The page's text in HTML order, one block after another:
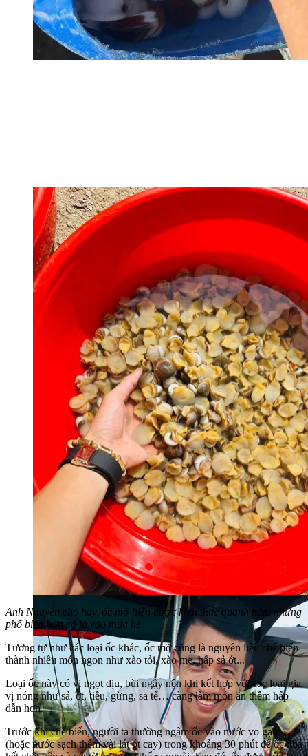
Anh Nguyên cho hay, ốc mỡ hiện được khai thác quanh năm nhưng
phổ biến hơn cả là vào mùa hè
Tương tự như các loại ốc khác, ốc mỡ cũng là nguyên liệu chế biến
thành nhiều món ngon như xào tỏi, xào me, hấp sả ớt...
Loại ốc này có vị ngọt dịu, bùi ngậy nên khi kết hợp với các loại gia
vị nóng như sả, ớt, tiêu, gừng, sa tế… càng làm món ăn thêm hấp
dẫn hơn.
Trước khi chế biến, người ta thường ngâm ốc vào nước vo gạo
(hoặc nước sạch thêm vài lát ớt cay) trong khoảng 30 phút để ốc nhả